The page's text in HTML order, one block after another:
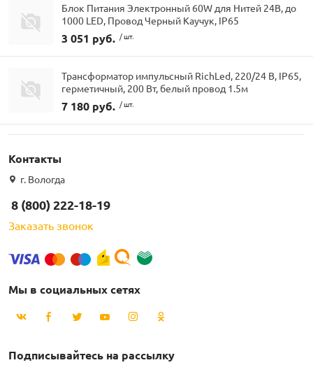
Блок Питания Электронный 60W для Нитей 24В, до
1000 LED, Провод Черный Каучук, IP65
3 051 руб. / шт.
Трансформатор импульсный RichLed, 220/24 В, IP65,
герметичный, 200 Вт, белый провод 1.5м
7 180 руб. / шт.
Контакты
г. Вологда
8 (800) 222-18-19
Заказать звонок
Мы в социальных сетях
Подписывайтесь на рассылку